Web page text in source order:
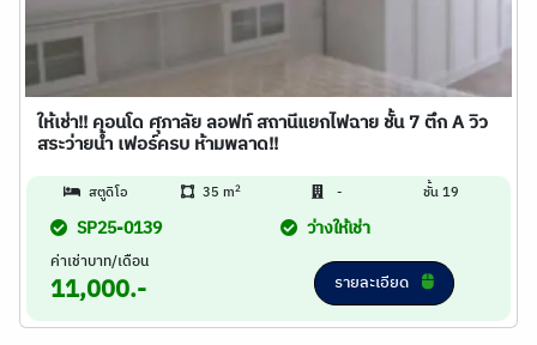
ให้เช่า!! คอนโด ศุภาลัย ลอฟท์ สถานีแยกไฟฉาย ชั้น 7 ตึก A วิว
สระว่ายน้ำ เฟอร์ครบ ห้ามพลาด!!
สตูดิโอ 35 m2 - ชั้น 19
SP25-0139 ว่างให้เช่า
ค่าเช่าบาท/เดือน
11,000.- รายละเอียด